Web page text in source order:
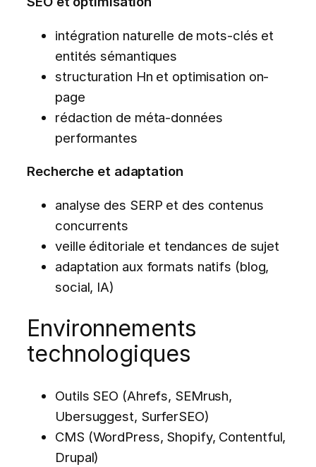
intégration naturelle de mots-clés et
entités sémantiques
structuration Hn et optimisation on-
page
rédaction de méta-données
performantes
Recherche et adaptation
analyse des SERP et des contenus
concurrents
veille éditoriale et tendances de sujet
adaptation aux formats natifs (blog,
social, IA)
Environnements
technologiques
Outils SEO (Ahrefs, SEMrush,
Ubersuggest, SurferSEO)
CMS (WordPress, Shopify, Contentful,
Drupal)